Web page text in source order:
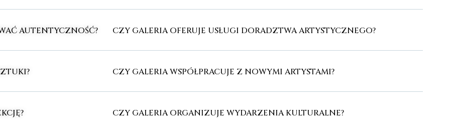
AUTENTYCZNOŚĆ? CZY GALERIA OFERUJE USŁUGI DORADZTWA ARTYSTYCZNEGO?
CZY GALERIA WSPÓŁPRACUJE Z NOWYMI ARTYSTAMI?
CZY GALERIA ORGANIZUJE WYDARZENIA KULTURALNE?